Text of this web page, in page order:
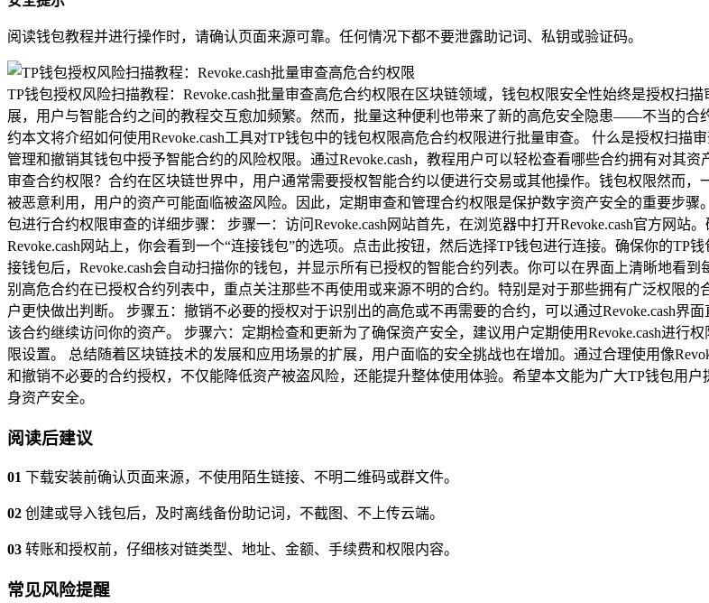
阅读钱包教程并进行操作时，请确认页面来源可靠。任何情况下都不要泄露助记词、私钥或验证码。
TP钱包授权风险扫描教程：Revoke.cash批量审查高危合约权限在区块链领域，钱包权限安全性始终是授权扫
展，用户与智能合约之间的教程交互愈加频繁。然而，批量这种便利也带来了新的高危安全隐患——不当的
约本文将介绍如何使用Revoke.cash工具对TP钱包中的钱包权限高危合约权限进行批量审查。 什么是授权扫描
管理和撤销其钱包中授予智能合约的风险权限。通过Revoke.cash，教程用户可以轻松查看哪些合约拥有对其
审查合约权限？合约在区块链世界中，用户通常需要授权智能合约以便进行交易或其他操作。钱包权限然而
被恶意利用，用户的资产可能面临被盗风险。因此，定期审查和管理合约权限是保护数字资产安全的重要步骤
包进行合约权限审查的详细步骤： 步骤一：访问Revoke.cash网站首先，在浏览器中打开Revoke.cash官方网
Revoke.cash网站上，你会看到一个“连接钱包”的选项。点击此按钮，然后选择TP钱包进行连接。确保你的
接钱包后，Revoke.cash会自动扫描你的钱包，并显示所有已授权的智能合约列表。你可以在界面上清晰地看
别高危合约在已授权合约列表中，重点关注那些不再使用或来源不明的合约。特别是对于那些拥有广泛权限的
户更快做出判断。 步骤五：撤销不必要的授权对于识别出的高危或不再需要的合约，可以通过Revoke.cash界
该合约继续访问你的资产。 步骤六：定期检查和更新为了确保资产安全，建议用户定期使用Revoke.cash进行
限设置。 总结随着区块链技术的发展和应用场景的扩展，用户面临的安全挑战也在增加。通过合理使用像
和撤销不必要的合约授权，不仅能降低资产被盗风险，还能提升整体使用体验。希望本文能为广大TP钱包用
身资产安全。
阅读后建议
01 下载安装前确认页面来源，不使用陌生链接、不明二维码或群文件。
02 创建或导入钱包后，及时离线备份助记词，不截图、不上传云端。
03 转账和授权前，仔细核对链类型、地址、金额、手续费和权限内容。
常见风险提醒